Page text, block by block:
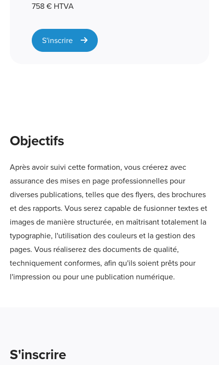
758 € HTVA
S'inscrire
Objectifs
Après avoir suivi cette formation, vous créerez avec
assurance des mises en page professionnelles pour
diverses publications, telles que des flyers, des brochures
et des rapports. Vous serez capable de fusionner textes et
images de manière structurée, en maîtrisant totalement la
typographie, l'utilisation des couleurs et la gestion des
pages. Vous réaliserez des documents de qualité,
techniquement conformes, afin qu'ils soient prêts pour
l'impression ou pour une publication numérique.
S'inscrire